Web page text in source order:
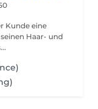
Kunde eine
Haar- und